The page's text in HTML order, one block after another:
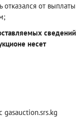
отказался от выплаты
сведений
несет
gasauction.srs.kg